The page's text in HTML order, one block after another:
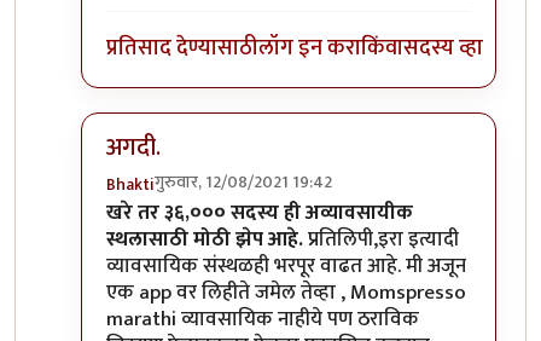
प्रतिसाद देण्यासाठीलॉग इन कराकिंवासदस्य व्हा
अगदी.
Bhaktiगुरुवार, 12/08/2021 19:42
In reply toआणि मिपावर एकावेळी तीस पेक्षा
खरे तर ३६,००० सदस्य ही अव्यावसायीक
स्थलासाठी मोठी झेप आहे.प्रतिलिपी,इरा इत्यादी
व्यावसायिक संस्थळही भरपूर वाढत आहे. मी अजून
एक app वर लिहीते जमेल तेव्हा , Momspresso
marathi व्यावसायिक नाहीये पण ठराविक